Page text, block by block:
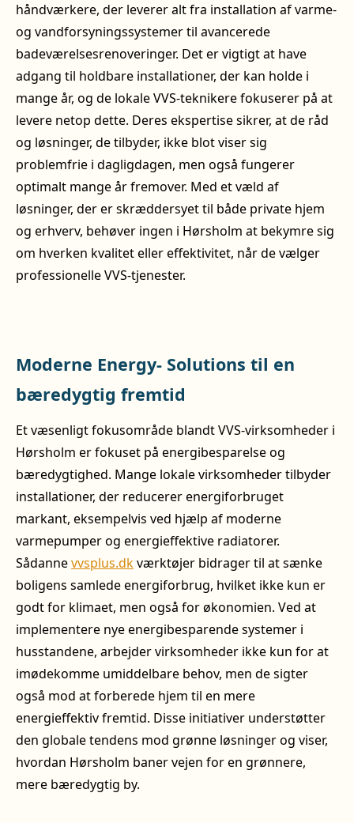
håndværkere, der leverer alt fra installation af varme-
og vandforsyningssystemer til avancerede
badeværelsesrenoveringer. Det er vigtigt at have
adgang til holdbare installationer, der kan holde i
mange år, og de lokale VVS-teknikere fokuserer på at
levere netop dette. Deres ekspertise sikrer, at de råd
og løsninger, de tilbyder, ikke blot viser sig
problemfrie i dagligdagen, men også fungerer
optimalt mange år fremover. Med et væld af
løsninger, der er skræddersyet til både private hjem
og erhverv, behøver ingen i Hørsholm at bekymre sig
om hverken kvalitet eller effektivitet, når de vælger
professionelle VVS-tjenester.
Moderne Energy- Solutions til en
bæredygtig fremtid
Et væsenligt fokusområde blandt VVS-virksomheder i
Hørsholm er fokuset på energibesparelse og
bæredygtighed. Mange lokale virksomheder tilbyder
installationer, der reducerer energiforbruget
markant, eksempelvis ved hjælp af moderne
varmepumper og energieffektive radiatorer.
Sådannevvsplus.dkværktøjer bidrager til at sænke
boligens samlede energiforbrug, hvilket ikke kun er
godt for klimaet, men også for økonomien. Ved at
implementere nye energibesparende systemer i
husstandene, arbejder virksomheder ikke kun for at
imødekomme umiddelbare behov, men de sigter
også mod at forberede hjem til en mere
energieffektiv fremtid. Disse initiativer understøtter
den globale tendens mod grønne løsninger og viser,
hvordan Hørsholm baner vejen for en grønnere,
mere bæredygtig by.